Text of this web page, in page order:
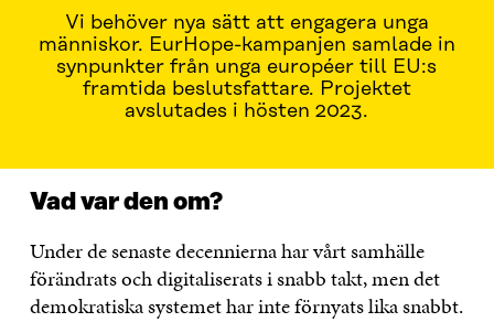
Vi behöver nya sätt att engagera unga
människor. EurHope-kampanjen samlade in
synpunkter från unga européer till EU:s
framtida beslutsfattare. Projektet
avslutades i hösten 2023.
Vad var den om?
Under de senaste decennierna har vårt samhälle
förändrats och digitaliserats i snabb takt, men det
demokratiska systemet har inte förnyats lika snabbt.